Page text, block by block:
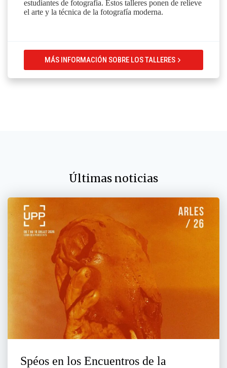
estudiantes de fotografía. Estos talleres ponen de relieve
el arte y la técnica de la fotografía moderna.
MÁS INFORMACIÓN SOBRE LOS TALLERES
Últimas noticias
Spéos en los Encuentros de la